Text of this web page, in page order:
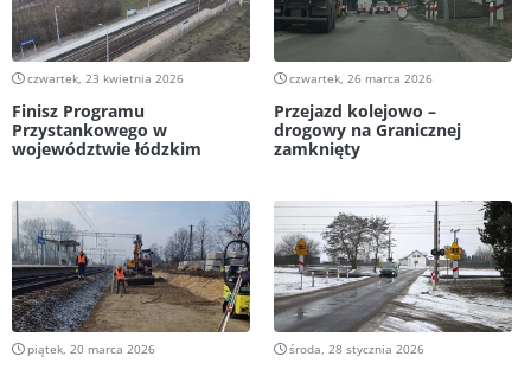
czwartek, 23 kwietnia 2026
Finisz Programu
Przystankowego w
województwie łódzkim
czwartek, 26 marca 2026
Przejazd kolejowo –
drogowy na Granicznej
zamknięty
piątek, 20 marca 2026 środa, 28 stycznia 2026